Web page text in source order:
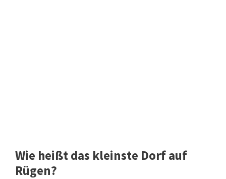
Wie heißt das kleinste Dorf auf
Rügen?